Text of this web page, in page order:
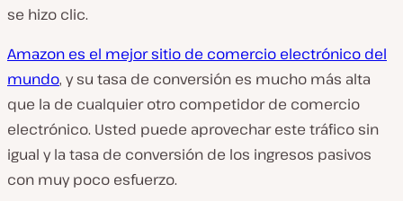
se hizo clic.
Amazon es el mejor sitio de comercio electrónico del
mundo, y su tasa de conversión es mucho más alta
que la de cualquier otro competidor de comercio
electrónico. Usted puede aprovechar este tráfico sin
igual y la tasa de conversión de los ingresos pasivos
con muy poco esfuerzo.